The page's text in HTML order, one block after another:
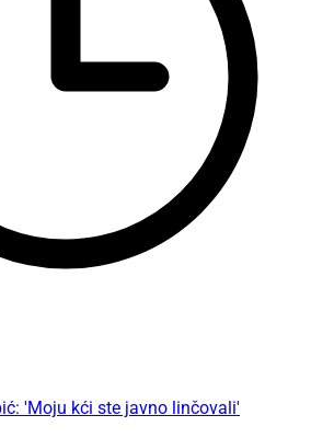
'Moju kći ste javno linčovali'